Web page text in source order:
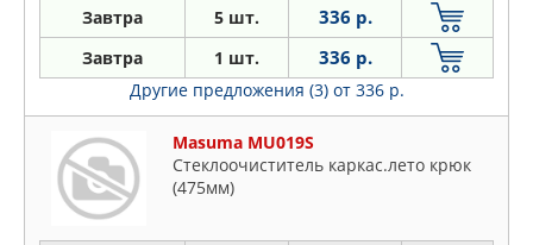
Завтра 5 шт. 336 р.
Завтра 1 шт. 336 р.
Другие предложения (3) от 336 р.
Masuma MU019S
Стеклоочиститель каркас.лето крюк
(475мм)